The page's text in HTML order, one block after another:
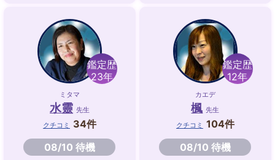
ルノルマンカード
リーデング
鑑定歴
23年
ミタマ
水靈 先生
クチコミ
34件
08/10 待機
鑑定歴
12年
カエデ
楓 先生
クチコミ 104件
08/10 待機